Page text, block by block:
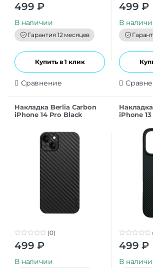
o
t
o
f
5
499 ₽
В наличии
Гарантия 12 месяцев
Купить в 1 клик
Сравнение
o
t
o
f
5
499 ₽
В
Накладка Berlia Carbon
iPhone 14 Pro Black
o
t
o
(0)
499 ₽
В наличии
iPhone
o
t
o
499 ₽
В